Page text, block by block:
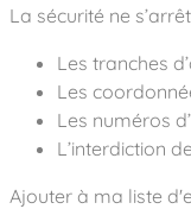
Nos
Nos sols
Catalogues
La sécurité ne
Les tranches
Les
Les numéros
L’interdiction
Ajouter à ma liste